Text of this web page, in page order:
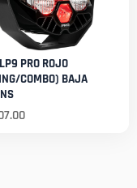
PRO ROJO
COMBO) BAJA